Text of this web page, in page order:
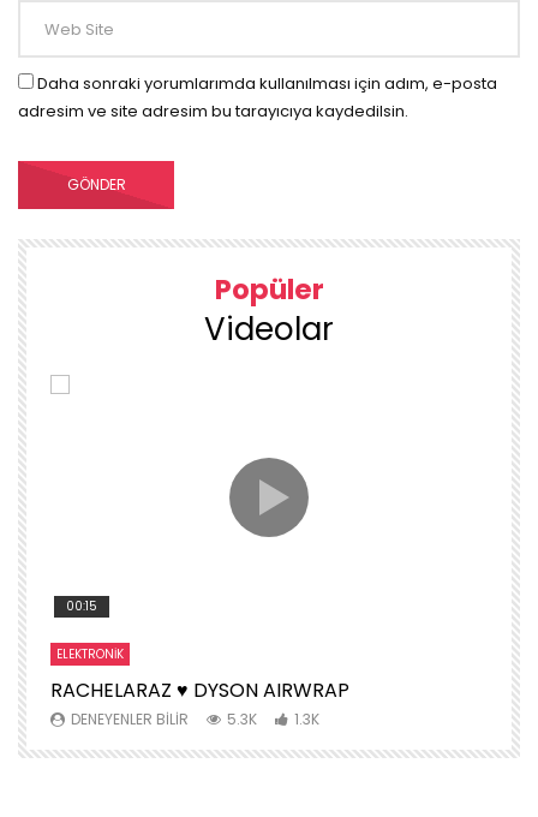
Daha sonraki yorumlarımda kullanılması için adım, e-posta
adresim ve site adresim bu tarayıcıya kaydedilsin.
Popüler
Videolar
00:15
ELEKTRONIK
RACHELARAZ ♥️ DYSON AIRWRAP
DENEYENLER BILIR 5.3K 1.3K